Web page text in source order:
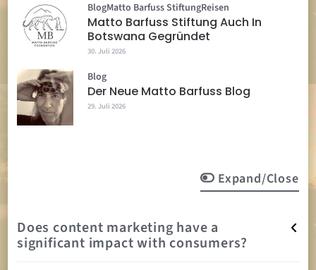
BlogMatto Barfuss StiftungReisen
Matto Barfuss Stiftung Auch In
Botswana Gegründet
30. Juli 2026
Blog
Der Neue Matto Barfuss Blog
29. Juli 2026
Expand/Close
Does content marketing have a
significant impact with consumers?